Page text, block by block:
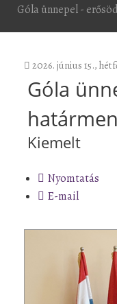
Góla ünnepel -
2026. június 15.,
Góla
Kiemelt
Nyomtatás
E-mail